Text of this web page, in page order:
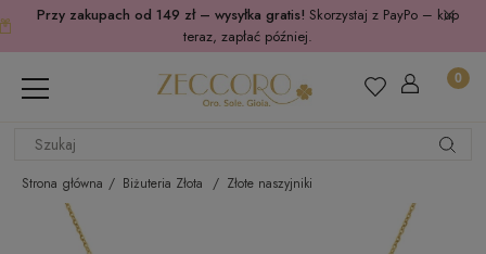
Przy zakupach od 149 zł – wysyłka gratis! Skorzystaj z PayPo – kup
teraz, zapłać później.
Strona główna Biżuteria Złota Złote naszyjniki